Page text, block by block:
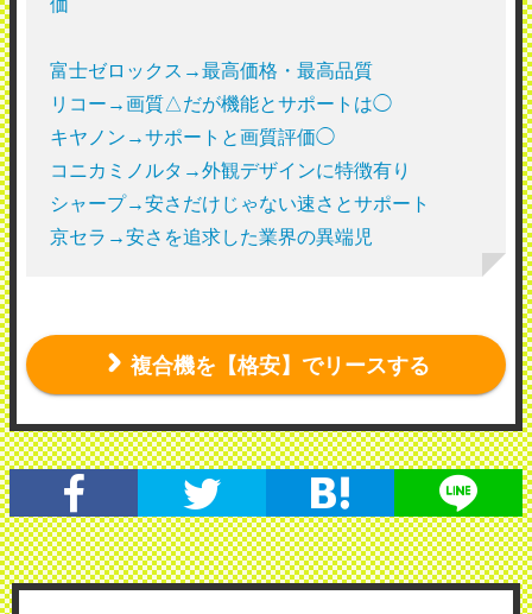
富士ゼロックス→最高価格・最高品質
リコー→画質△だが機能とサポートは◯
キヤノン→サポートと画質評価◯
コニカミノルタ→外観デザインに特徴有り
シャープ→安さだけじゃない速さとサポート
京セラ→安さを追求した業界の異端児
複合機を【格安】でリースする